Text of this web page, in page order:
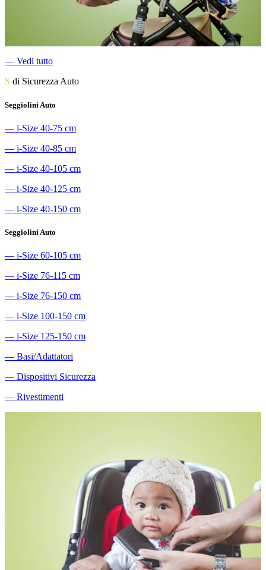
― Vedi tutto
S di Sicurezza Auto
Seggiolini Auto
― i-Size 40-75 cm
― i-Size 40-85 cm
― i-Size 40-105 cm
― i-Size 40-125 cm
― i-Size 40-150 cm
Seggiolini Auto
― i-Size 60-105 cm
― i-Size 76-115 cm
― i-Size 76-150 cm
― i-Size 100-150 cm
― i-Size 125-150 cm
― Basi/Adattatori
― Dispositivi Sicurezza
― Rivestimenti